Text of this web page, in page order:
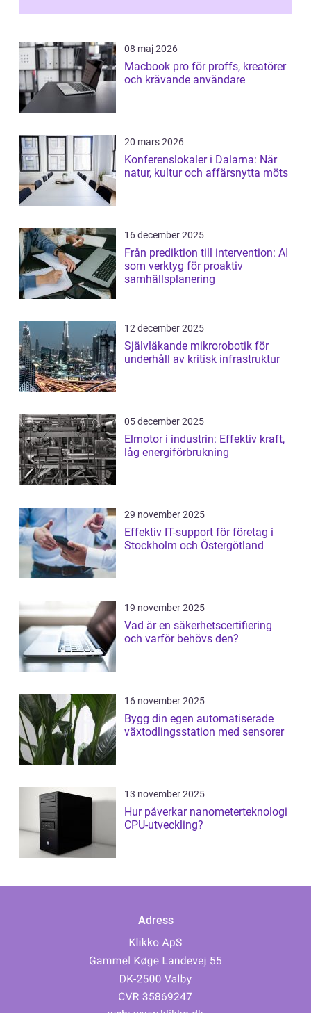
08 maj 2026
Macbook pro för proffs, kreatörer
och krävande användare
20 mars 2026
Konferenslokaler i Dalarna: När
natur, kultur och affärsnytta möts
16 december 2025
Från prediktion till intervention: AI
som verktyg för proaktiv
samhällsplanering
12 december 2025
Självläkande mikrorobotik för
underhåll av kritisk infrastruktur
05 december 2025
Elmotor i industrin: Effektiv kraft,
låg energiförbrukning
29 november 2025
Effektiv IT-support för företag i
Stockholm och Östergötland
19 november 2025
Vad är en säkerhetscertifiering
och varför behövs den?
16 november 2025
Bygg din egen automatiserade
växtodlingsstation med sensorer
13 november 2025
Hur påverkar nanometerteknologi
CPU-utveckling?
Adress